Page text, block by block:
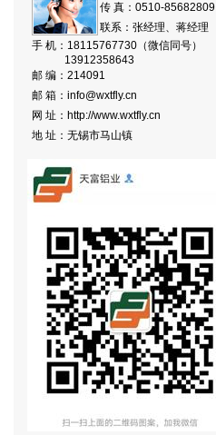
传 真：0510-85682809
联系：张经理、蒋经理
手 机：18115767730（微信同号）
13912358643
邮 编：214091
邮 箱： info@wxtfly.cn
网 址： http://www.wxtfly.cn
地 址：无锡市马山镇